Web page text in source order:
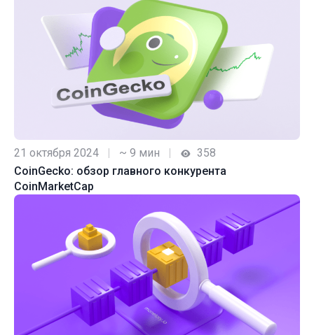
21 октября 2024 ~ 9 мин
358
CoinGecko: обзор главного конкурента
CoinMarketCap